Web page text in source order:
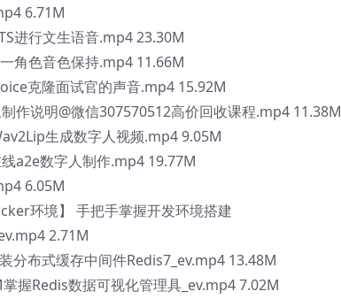
6.71M
进行文生语音.mp4 23.30M
角色音色保持.mp4 11.66M
克隆面试官的声音.mp4 15.92M
作说明@微信307570512高价回收课程.mp4 11.38M
生成数字人视频.mp4 9.05M
a2e数字人制作.mp4 19.77M
6.05M
环境】 手把手掌握开发环境搭建
2.71M
分布式缓存中间件Redis7_ev.mp4 13.48M
握Redis数据可视化管理具_ev.mp4 7.02M